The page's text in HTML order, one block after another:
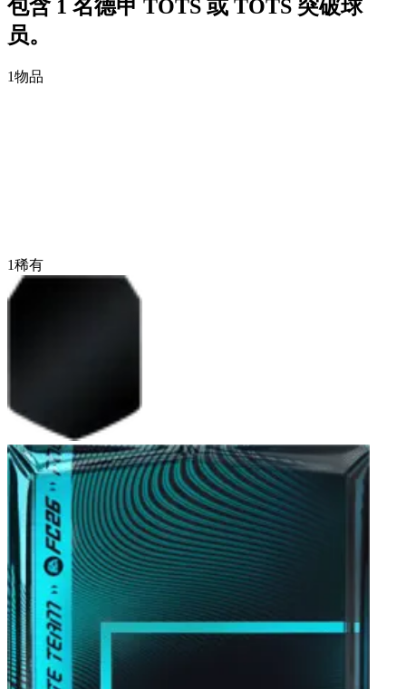
包含 1 名德甲 TOTS 或 TOTS 突破球
员。
1物品
1稀有